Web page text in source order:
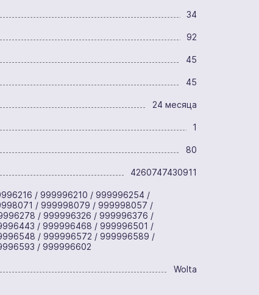
34
92
45
45
24 месяца
1
80
4260747430911
/ 999996210 / 999996254 /
/ 999998079 / 999998057 /
/ 999996326 / 999996376 /
/ 999996468 / 999996501 /
/ 999996572 / 999996589 /
/ 999996602
Wolta